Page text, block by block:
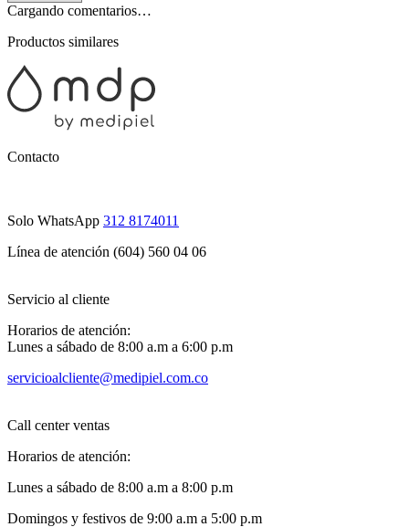
Cargando comentarios…
Productos similares
Contacto
Solo WhatsApp 312 8174011
Línea de atención (604) 560 04 06
Servicio al cliente
Horarios de atención:
Lunes a sábado de 8:00 a.m a 6:00 p.m
servicioalcliente@medipiel.com.co
Call center ventas
Horarios de atención:
Lunes a sábado de 8:00 a.m a 8:00 p.m
Domingos y festivos de 9:00 a.m a 5:00 p.m